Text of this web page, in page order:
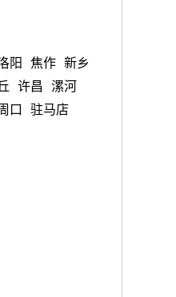
阳 焦作 新乡
许昌
漯河
口 驻马店